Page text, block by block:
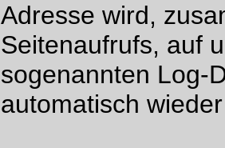
Adresse wird,
Seitenaufrufs, auf
sogenannten Log-